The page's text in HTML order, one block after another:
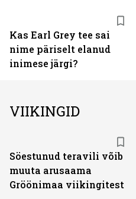
Kas Earl Grey tee sai
nime päriselt elanud
inimese järgi?
VIIKINGID
Söestunud teravili võib
muuta arusaama
Gröönimaa viikingitest